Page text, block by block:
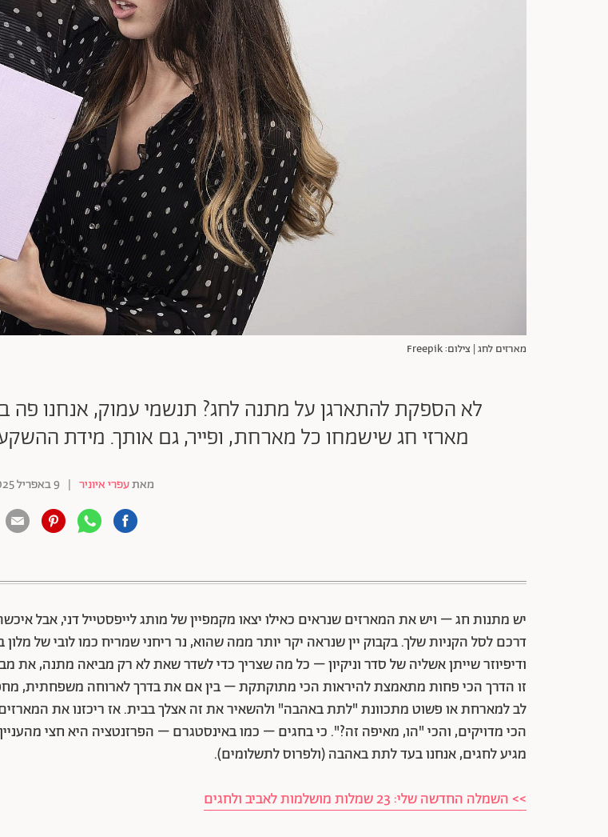
מארזים לחג | צילום: Freepik
מארזי חג שישמחו כל מארחת, ופייר, גם אותך. מידת
מאתעפרי איוניר | 9 באפריל 2025
יש מתנות חג – ויש את המארזים שנראים כאילו יצאו מקמפיין של מותג לייפסטייל דני, אבל
דרכם לסל הקניות שלך. בקבוק יין שנראה יקר יותר ממה שהוא, נר ריחני שמריח כמו לובי של מלון
ודיפיוזר שייתן אשליה של סדר וניקיון – כל מה שצריך כדי לשדר שאת לא רק מביאה מתנה, את
זו הדרך הכי פחות מתאמצת להיראות הכי מתוקתקת – בין אם את בדרך לארוחה משפחתית,
לב למארחת או פשוט מתכוונת "לתת באהבה" ולהשאיר את זה אצלך בבית. אז ריכזנו את
הכי מדויקים, והכי "הו, מאיפה זה?". כי בחגים – כמו באינסטגרם – הפרזנטציה היא חצי
מגיע לחגים, אנחנו בעד לתת באהבה (ולפרוס לתשלומים).
>> השמלה החדשה שלי: 23 שמלות מושלמות לאביב ולחגים